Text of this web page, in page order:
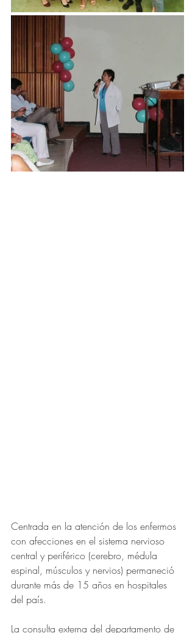
Centrada en la atención de los enfermos
con afecciones en el sistema nervioso
central y periférico (cerebro, médula
espinal, músculos y nervios) permaneció
durante más de 15 años en hospitales
del país.
La consulta externa del departamento de